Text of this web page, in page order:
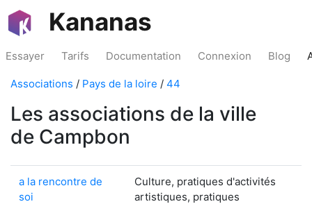
Kananas
Essayer Tarifs Documentation Connexion Blog
Associations / Pays de la loire / 44
Les associations de la ville
de Campbon
a la rencontre de
soi
Culture, pratiques d'activités
artistiques, pratiques